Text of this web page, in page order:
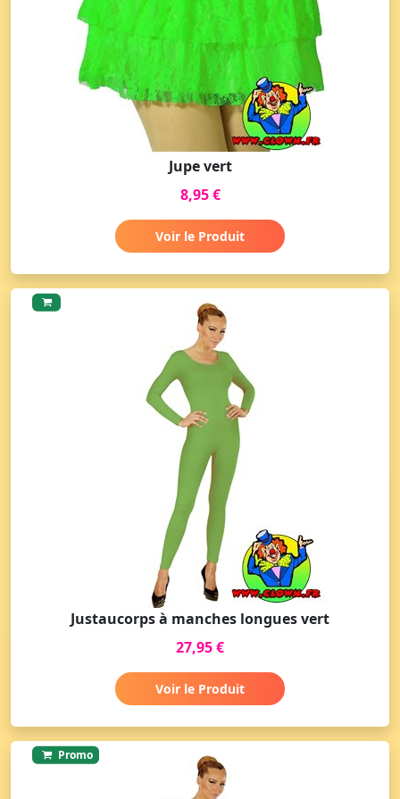
Jupe vert
8,95 €
Voir le Produit
Justaucorps à manches longues vert
27,95 €
Voir le Produit
Promo